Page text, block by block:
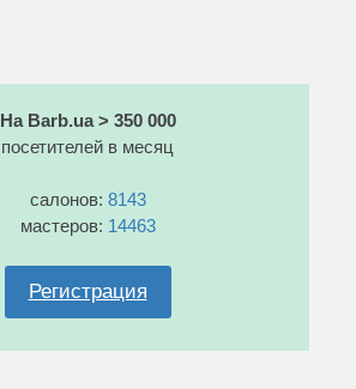
На Barb.ua > 350 000
посетителей в месяц
салонов: 8143
мастеров: 14463
Регистрация